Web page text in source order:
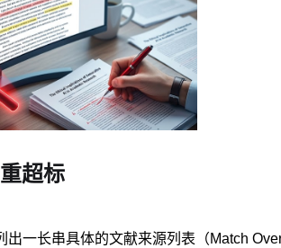
超标
一长串具体的文献来源列表（Match